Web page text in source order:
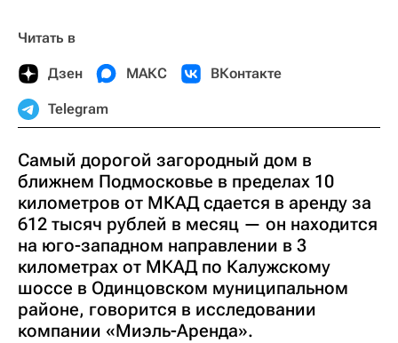
Читать в
Дзен МАКС ВКонтакте
Telegram
Самый дорогой загородный дом в
ближнем Подмосковье в пределах 10
километров от МКАД сдается в аренду за
612 тысяч рублей в месяц — он находится
на юго-западном направлении в 3
километрах от МКАД по Калужскому
шоссе в Одинцовском муниципальном
районе, говорится в исследовании
компании «Миэль-Аренда».